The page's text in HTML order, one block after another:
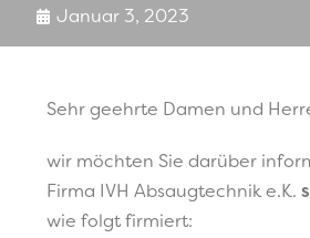
Januar 3, 2023
Sehr geehrte Damen und
wir möchten Sie darüber
Firma IVH Absaugtechnik e.K.
wie folgt firmiert: